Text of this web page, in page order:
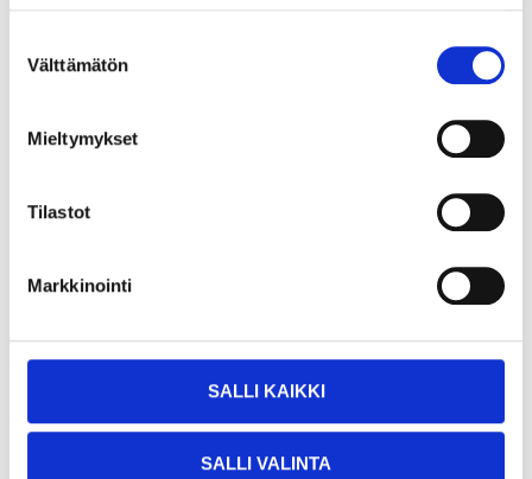
valinta
Välttämätön
Mieltymykset
Tilastot
Markkinointi
SALLI KAIKKI
SALLI VALINTA
Hantverksbyxa Classic, stl C56
21-637